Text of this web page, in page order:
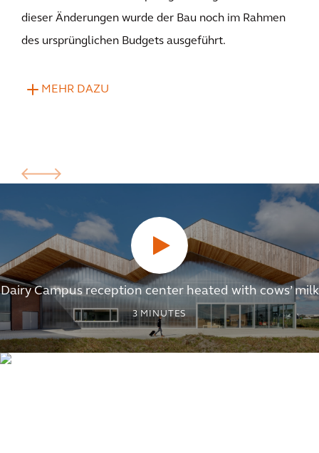
dieser Änderungen wurde der Bau noch im Rahmen
des ursprünglichen Budgets ausgeführt.
MEHR DAZU
Dairy Campus reception center heated with cows’ milk
3MINUTES